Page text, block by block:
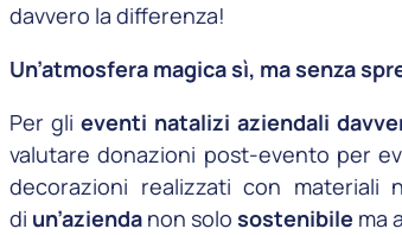
davvero la differenza!
Un’atmosfera magica sì, ma senza
Per gli eventi natalizi aziendali
valutare donazioni post-evento per
decorazioni realizzati con
di un’azienda non solo sostenibile ma